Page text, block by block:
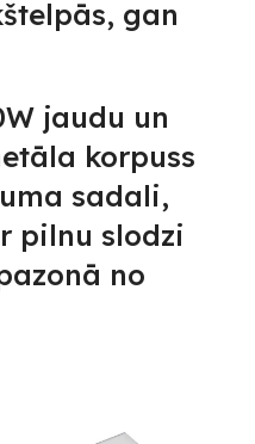
gan
jaudu un
korpuss
sadali,
pilnu slodzi
no